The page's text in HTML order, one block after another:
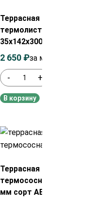
Террасная доска из
термолиственницы
35х142х3000 мм сорт ВС
- +
2 650 ₽за м²
В корзину
Террасная доска из
термососны 30х140х3600
мм сорт АВ